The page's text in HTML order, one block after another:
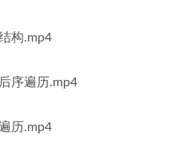
构.mp4
序遍历.mp4
历.mp4